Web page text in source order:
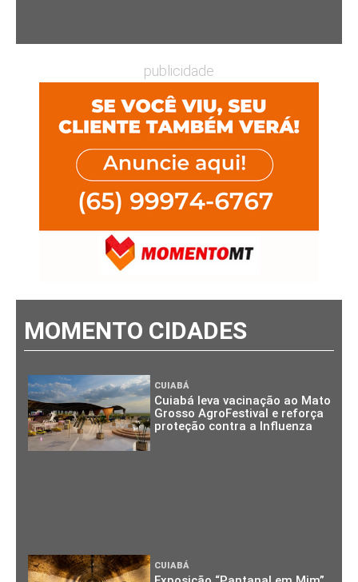
publicidade
MOMENTO CIDADES
CUIABÁ
Cuiabá leva vacinação ao Mato
Grosso AgroFestival e reforça
proteção contra a Influenza
CUIABÁ